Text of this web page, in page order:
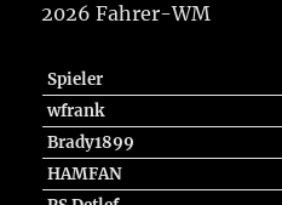
2026 Fahrer-WM
Spieler
wfrank
Brady1899
HAMFAN